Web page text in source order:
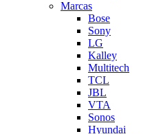
Marcas
Bose
Sony
LG
Kalley
Multitech
TCL
JBL
VTA
Sonos
Hyundai